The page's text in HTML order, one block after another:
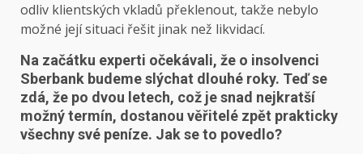
odliv klientských vkladů překlenout, takže nebylo
možné její situaci řešit jinak než likvidací.
Na začátku experti očekávali, že o insolvenci
Sberbank budeme slýchat dlouhé roky. Teď se
zdá, že po dvou letech, což je snad nejkratší
možný termín, dostanou věřitelé zpět prakticky
všechny své peníze. Jak se to povedlo?